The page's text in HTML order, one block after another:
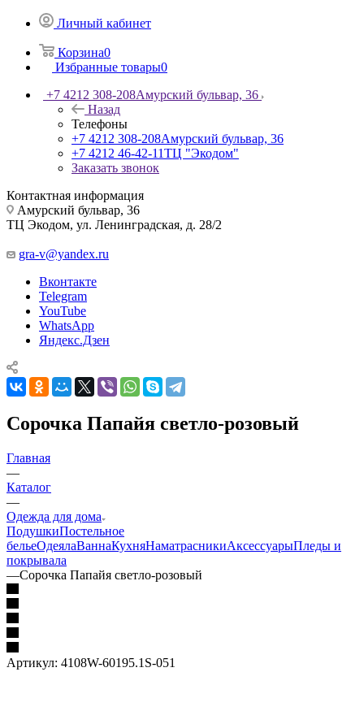
Личный кабинет
Корзина0
Избранные товары0
+7 4212 308-208Амурский бульвар, 36
Назад
Телефоны
+7 4212 308-208Амурский бульвар, 36
+7 4212 46-42-11ТЦ "Экодом"
Заказать звонок
Контактная информация
Амурский бульвар, 36
ТЦ Экодом, ул. Ленинградская, д. 28/2
gra-v@yandex.ru
Вконтакте
Telegram
YouTube
WhatsApp
Яндекс.Дзен
Сорочка Папайя светло-розовый
Главная
—
Каталог
—
Одежда для дома
ПодушкиПостельное
бельеОдеялаВаннаКухняНаматрасникиАксессуарыПледы и
покрывала
—Сорочка Папайя светло-розовый
Артикул: 4108W-60195.1S-051